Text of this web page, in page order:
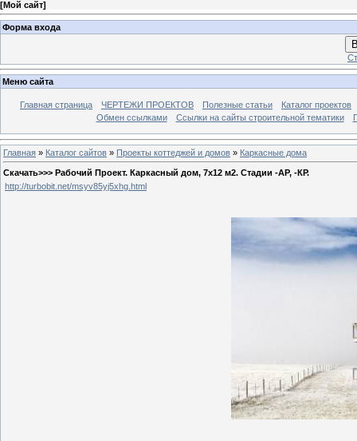
[Мой сайт]
Форма входа
Меню сайта
Главная страница ЧЕРТЕЖИ ПРОЕКТОВ Полезные статьи
Каталог проектов
Обмен ссылками
Ссылки на сайты строительной тематики
Главная » Каталог сайтов » Проекты коттеджей и домов » Каркасные дома
Скачать>>> Рабочий Проект. Каркасный дом, 7х12 м2. Стадии -АР, -КР.
http://turbobit.net/msyv85yj5xhg.html